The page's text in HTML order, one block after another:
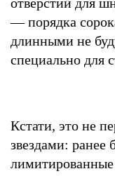
— порядка
длинными не
специально для
Кстати, это не
звездами: ранее
лимитированные